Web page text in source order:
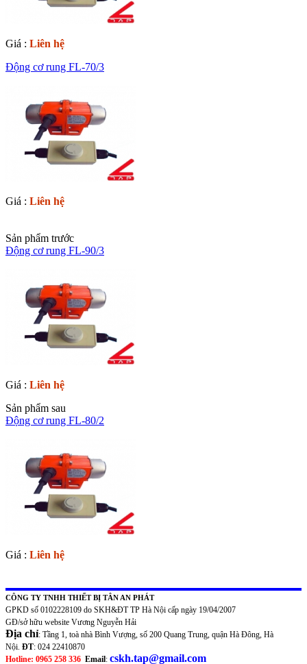
Giá : Liên hệ
Động cơ rung FL-70/3
Giá : Liên hệ
Sản phẩm trước
Động cơ rung FL-90/3
Giá : Liên hệ
Sản phẩm sau
Động cơ rung FL-80/2
Giá : Liên hệ
CÔNG TY TNHH THIẾT BỊ TÂN AN PHÁT
GPKD số 0102228109 do SKH&ĐT TP Hà Nội cấp ngày 19/04/2007
GĐ/sở hữu website Vương Nguyễn Hải
Địa chỉ: Tầng 1, toà nhà Bình Vượng, số 200 Quang Trung, quận Hà Đông, Hà
Nội. ĐT: 024 22410870
Hotline: 0965 258 336 Email: cskh.tap@gmail.com